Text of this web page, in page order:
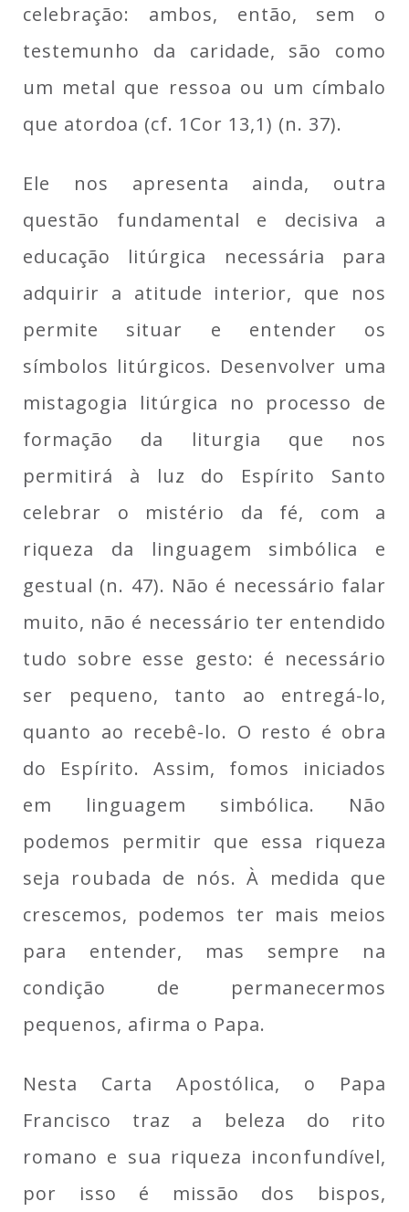
celebração: ambos, então, sem o
testemunho da caridade, são como
um metal que ressoa ou um címbalo
que atordoa (cf. 1Cor 13,1) (n. 37).
Ele nos apresenta ainda, outra
questão fundamental e decisiva a
educação litúrgica necessária para
adquirir a atitude interior, que nos
permite situar e entender os
símbolos litúrgicos. Desenvolver uma
mistagogia litúrgica no processo de
formação da liturgia que nos
permitirá à luz do Espírito Santo
celebrar o mistério da fé, com a
riqueza da linguagem simbólica e
gestual (n. 47). Não é necessário falar
muito, não é necessário ter entendido
tudo sobre esse gesto: é necessário
ser pequeno, tanto ao entregá-lo,
quanto ao recebê-lo. O resto é obra
do Espírito. Assim, fomos iniciados
em linguagem simbólica. Não
podemos permitir que essa riqueza
seja roubada de nós. À medida que
crescemos, podemos ter mais meios
para entender, mas sempre na
condição de permanecermos
pequenos, afirma o Papa.
Nesta Carta Apostólica, o Papa
Francisco traz a beleza do rito
romano e sua riqueza inconfundível,
por isso é missão dos bispos,